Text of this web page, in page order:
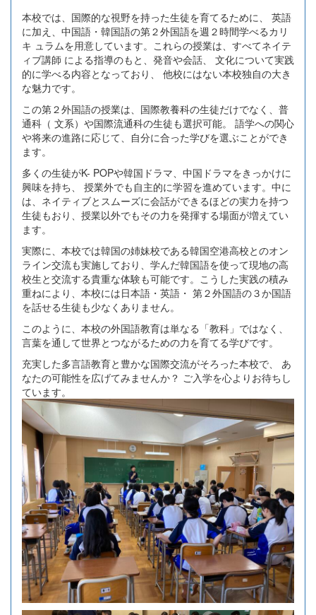
本校では、国際的な視野を持った生徒を育てるために、 英語
に加え、中国語・韓国語の第２外国語を週２時間学べるカリ
キ ュラムを用意しています。これらの授業は、すべてネイテ
ィブ講師 による指導のもと、発音や会話、 文化について実践
的に学べる内容となっており、 他校にはない本校独自の大き
な魅力です。
この第２外国語の授業は、国際教養科の生徒だけでなく、普
通科（ 文系）や国際流通科の生徒も選択可能。 語学への関心
や将来の進路に応じて、自分に合った学びを選ぶことができ
ます。
多くの生徒がK- POPや韓国ドラマ、中国ドラマをきっかけに
興味を持ち、 授業外でも自主的に学習を進めています。中に
は、ネイティブとスムーズに会話ができるほどの実力を持つ
生徒もおり、授業以外でもその力を発揮する場面が増えてい
ます。
実際に、本校では韓国の姉妹校である韓国空港高校とのオン
ライン交流も実施しており、学んだ韓国語を使って現地の高
校生と交流する貴重な体験も可能です。こうした実践の積み
重ねにより、本校には日本語・英語・ 第２外国語の３か国語
を話せる生徒も少なくありません。
このように、本校の外国語教育は単なる「教科」ではなく、
言葉を通して世界とつながるための力を育てる学びです。
充実した多言語教育と豊かな国際交流がそろった本校で、 あ
なたの可能性を広げてみませんか？ ご入学を心よりお待ちし
ています。